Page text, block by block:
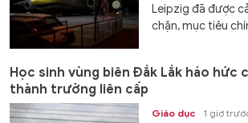
Leipzig đã được
chặn, mục tiêu
Học sinh vùng biên Đắk Lắk háo hức
thành trường liên cấp
Giáo dục 1 giờ